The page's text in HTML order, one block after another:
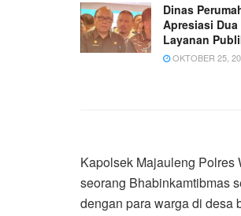
Dinas
Apresiasi
Layanan
OKTOBER 25,
Kapolsek Majauleng Polres
seorang Bhabinkamtibmas
dengan para warga di desa